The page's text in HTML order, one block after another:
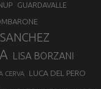
GUARDAVALLE
LISA BORZANI
CERVA LUCA DEL PERO